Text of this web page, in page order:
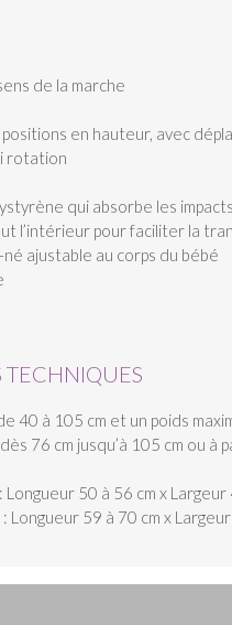
de la marche
en hauteur, avec
rotation
qui absorbe les impacts
l’intérieur pour faciliter la
ajustable au corps du bébé
TECHNIQUES
40 à 105 cm et un poids
76 cm jusqu’à 105 cm ou à
50 à 56 cm x
Longueur 59 à 70 cm x